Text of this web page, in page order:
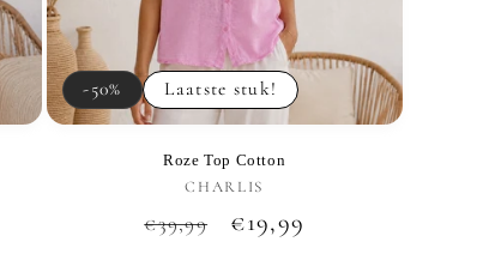
-50% Laatste stuk!
Roze Top Cotton
Verkoper:
CHARLIS
Normale
€39,99 Aanbiedingsprijs
€19,99